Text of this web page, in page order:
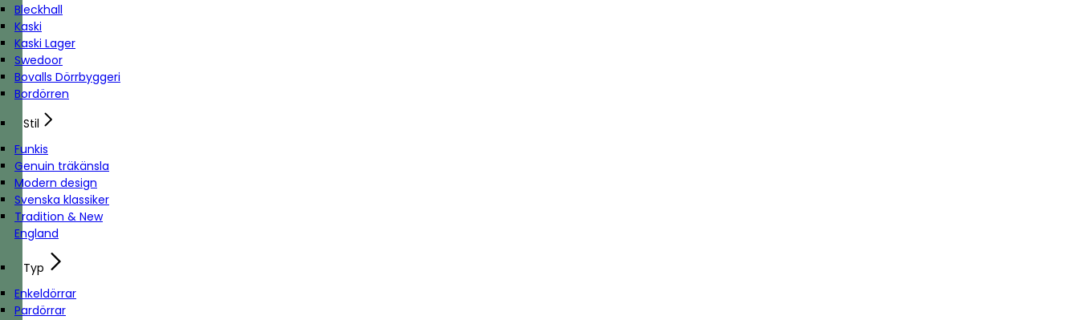
Bleckhall
Kaski
Kaski Lager
Swedoor
Bovalls Dörrbyggeri
Bordörren
Stil
Funkis
Genuin träkänsla
Modern design
Svenska klassiker
Tradition & New
England
Typ
Enkeldörrar
Pardörrar